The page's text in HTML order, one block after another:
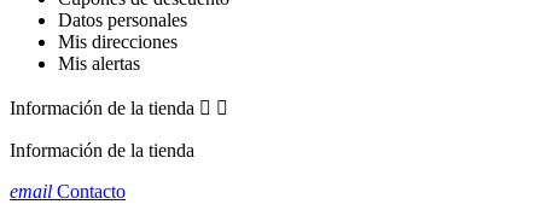
Datos personales
Mis direcciones
Mis alertas
Información de la tienda  
Información de la tienda
email Contacto